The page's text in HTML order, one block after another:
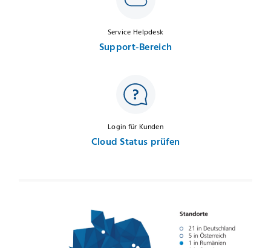
Service Helpdesk
Support-Bereich
Login für Kunden
Cloud Status prüfen